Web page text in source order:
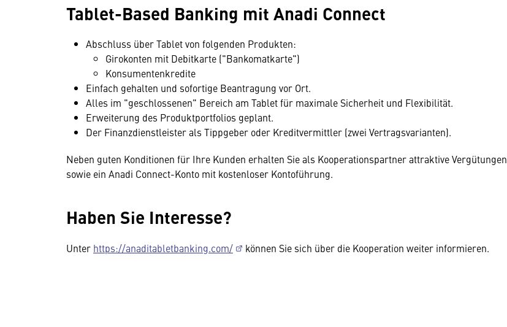
Tablet-Based Banking mit Anadi Connect
Abschluss über Tablet von folgenden Produkten:
Girokonten mit Debitkarte ("Bankomatkarte")
Konsumentenkredite
Einfach gehalten und sofortige Beantragung vor Ort.
Alles im "geschlossenen" Bereich am Tablet für maximale Sicherheit und Flexibilität.
Erweiterung des Produktportfolios geplant.
Der Finanzdienstleister als Tippgeber oder Kreditvermittler (zwei Vertragsvarianten).
Neben guten Konditionen für Ihre Kunden erhalten Sie als Kooperationspartner attraktive Vergütungen
sowie ein Anadi Connect-Konto mit kostenloser Kontoführung.
Haben Sie Interesse?
Unter https://anaditabletbanking.com/ können Sie sich über die Kooperation weiter informieren.